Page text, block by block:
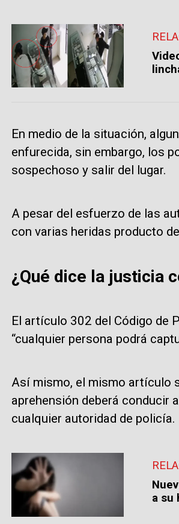
En medio de la situación,
enfurecida, sin embargo, los
sospechoso y salir del lugar.
A pesar del esfuerzo de las
con varias heridas producto
¿Qué dice la justicia
El artículo 302 del Código de
“cualquier persona podrá
Así mismo, el mismo artículo
aprehensión deberá conducir
cualquier autoridad de policía.
a su